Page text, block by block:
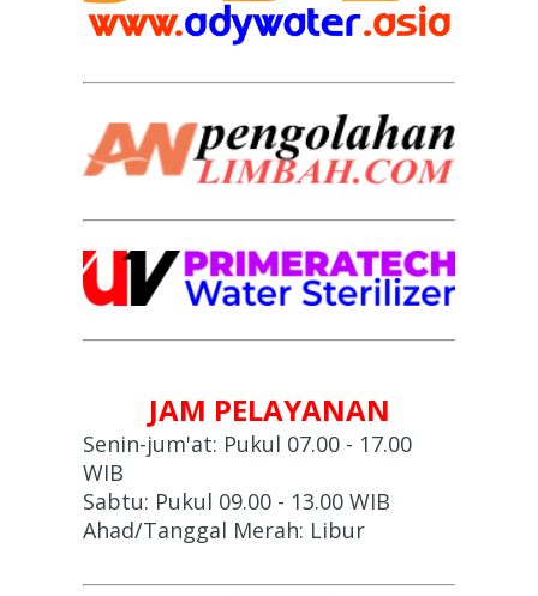
JAM PELAYANAN
Senin-jum'at: Pukul 07.00 - 17.00
WIB
Sabtu: Pukul 09.00 - 13.00 WIB
Ahad/Tanggal Merah: Libur